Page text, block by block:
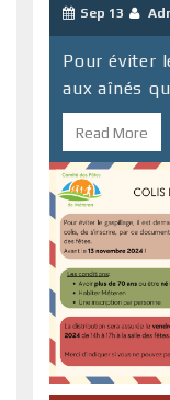
Sep 13
Pour éviter
aux aînés
Read More